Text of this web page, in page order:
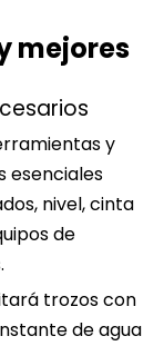
mejores
y
esenciales
nivel, cinta
de
trozos con
de agua